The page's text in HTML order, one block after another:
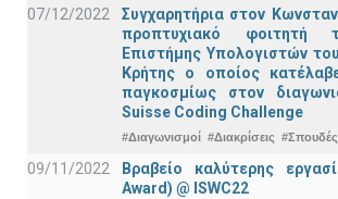
07/12/2022
Συγχαρητήρια στον
προπτυχιακό φοιτητή
Επιστήμης Υπολογιστών
Κρήτης ο οποίος
παγκοσμίως στον
Suisse Coding Challenge
#Διαγωνισμοί #Διακρίσεις #Σπουδές
09/11/2022
Βραβείο καλύτερης
Award) @ ISWC22